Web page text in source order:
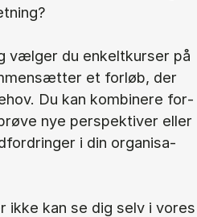
væl­ger du en­kelt­kur­ser på
et for­løb, der
Du kan kom­bi­ne­re for­
nye per­spek­ti­ver el­ler
i din or­ga­ni­sa­
ikke kan se dig selv i vo­res